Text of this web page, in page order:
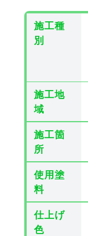
施工種
別
施工地
域
施工箇
所
使用塗
料
仕上げ
色